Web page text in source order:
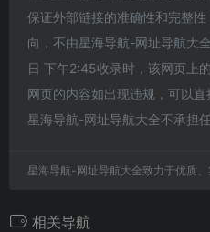
保证外部链接的准确性和完整
向，不由星海导航-网址导航大
日 下午2:45收录时，该网页上
网页的内容如出现违规，可以
星海导航-网址导航大全不承担任
星海导航-网址导航大全致力于优质
相关导航